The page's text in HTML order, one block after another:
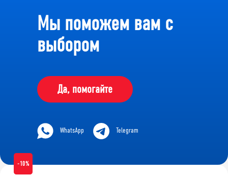
Мы поможем вам с
выбором
Да, помогайте
WhatsApp Telegram
-10%